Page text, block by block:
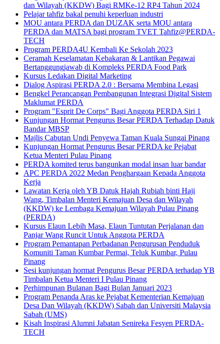
dan Wilayah (KKDW) Bagi RMKe-12 RP4 Tahun 2024
Pelajar tahfiz bakal penuhi keperluan industri
MOU antara PERDA dan DUZAK serta MOU antara
PERDA dan MATSA bagi program TVET Tahfiz@PERDA-
TECH
Program PERDA4U Kembali Ke Sekolah 2023
Ceramah Keselamatan Kebakaran & Lantikan Pegawai
Bertanggungjawab di Kompleks PERDA Food Park
Kursus Ledakan Digital Marketing
Dialog Aspirasi PERDA 2.0 : Bersama Membina Legasi
Bengkel Perancangan Pembangunan Integrasi Digital Sistem
Maklumat PERDA
Program "Esprit De Corps" Bagi Anggota PERDA Siri 1
Kunjungan Hormat Pengurus Besar PERDA Terhadap Datuk
Bandar MBSP
Majlis Cabutan Undi Penyewa Taman Kuala Sungai Pinang
Kunjungan Hormat Pengurus Besar PERDA ke Pejabat
Ketua Menteri Pulau Pinang
PERDA komited terus bangunkan modal insan luar bandar
APC PERDA 2022 Medan Penghargaan Kepada Anggota
Kerja
Lawatan Kerja oleh YB Datuk Hajah Rubiah binti Haji
Wang, Timbalan Menteri Kemajuan Desa dan Wilayah
(KKDW) ke Lembaga Kemajuan Wilayah Pulau Pinang
(PERDA)
Kursus Elaun Lebih Masa, Elaun Tuntutan Perjalanan dan
Panjar Wang Runcit Untuk Anggota PERDA
Program Pemantapan Perbadanan Pengurusan Penduduk
Komuniti Taman Kumbar Permai, Teluk Kumbar, Pulau
Pinang
Sesi kunjungan hormat Pengurus Besar PERDA terhadap YB
Timbalan Ketua Menteri I Pulau Pinang
Perhimpunan Bulanan Bagi Bulan Januari 2023
Program Penanda Aras ke Pejabat Kementerian Kemajuan
Desa Dan Wilayah (KKDW) Sabah dan Universiti Malaysia
Sabah (UMS)
Kisah Inspirasi Alumni Jabatan Senireka Fesyen PERDA-
TECH